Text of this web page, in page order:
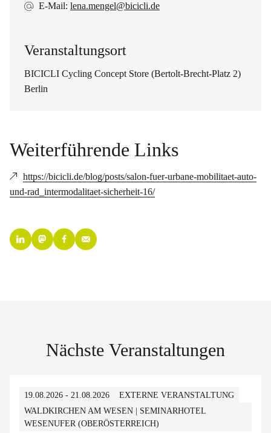
E-Mail: lena.mengel@bicicli.de
Veranstaltungsort
BICICLI Cycling Concept Store (Bertolt-Brecht-Platz 2)
Berlin
Weiterführende Links
https://bicicli.de/blog/posts/salon-fuer-urbane-mobilitaet-auto-
und-rad_intermodalitaet-sicherheit-16/
Nächste Veranstaltungen
19.08.2026 - 21.08.2026
EXTERNE VERANSTALTUNG
WALDKIRCHEN AM WESEN | SEMINARHOTEL
WESENUFER (OBERÖSTERREICH)